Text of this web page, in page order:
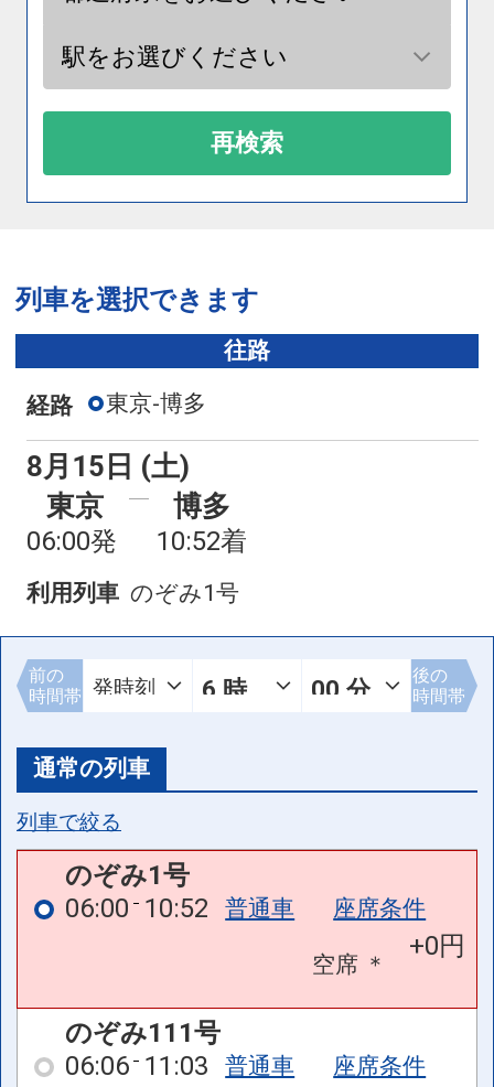
再検索
列車を選択できます
往路
経路 東京-博多
8月15日 (土)
東京
06:00発
博多
10:52着
利用列車 のぞみ1号
前の
時間帯
後の
時間帯
通常の列車
列車で絞る
のぞみ1号
06:00 10:52 普通車 座席条件
空席 ＊
+0円
のぞみ111号
06:06 11:03 普通車 座席条件